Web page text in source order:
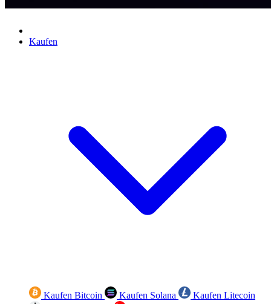
Kaufen
Kaufen Bitcoin Kaufen Solana
Kaufen Litecoin